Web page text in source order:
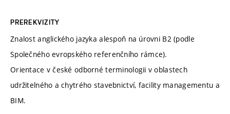
PREREKVIZITY
Znalost anglického jazyka alespoň na úrovni B2 (podle
Společného evropského referenčního rámce).
Orientace v české odborné terminologii v oblastech
udržitelného a chytrého stavebnictví, facility managementu a
BIM.